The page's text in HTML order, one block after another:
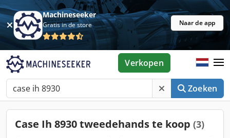
Machineseeker
Gratis in de store Naar de app
Zoeken
Verkopen
Case Ih 8930 tweedehands te koop (3)